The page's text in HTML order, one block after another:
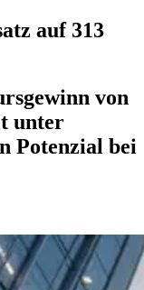
auf 313
von
unter
Potenzial bei